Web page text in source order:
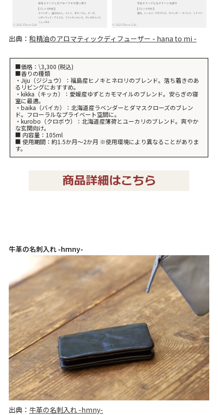
出典： 和精油のアロマティックディフューザー - hana to mi -
■価格：\3,300 (税込)
■香りの種類
・Jiju（ジジュウ）：福島産ヒノキとネロリのブレンド。落ち着きのあ
るリビングにおすすめ。
・kikka（キッカ）：愛媛産ゆずとカモマイルのブレンド。安らぎの寝
室に最適。
・baika（バイカ）：北海道産ラベンダーとダマスクローズのブレン
ド。フローラルなプライベート空間に。
・kurobo（クロボウ）：北海道産薄荷とユーカリのブレンド。爽やか
な玄関向け。
■ 内容量：105ml
■ 使用期間：約1.5か月〜2か月 ※使用環境により異なることがありま
す。
牛革の名刺入れ -hmny-
出典： 牛革の名刺入れ -hmny-